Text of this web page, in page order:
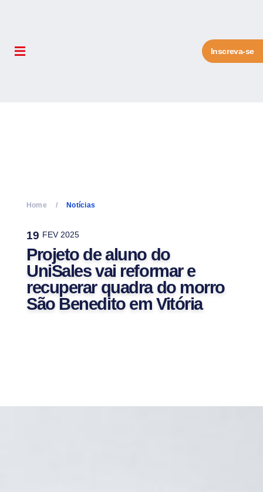
Inscreva-se
Home Notícias
19 FEV 2025
Projeto de aluno do
UniSales vai reformar e
recuperar quadra do morro
São Benedito em Vitória